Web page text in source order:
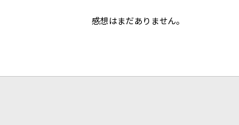
感想はまだありません。